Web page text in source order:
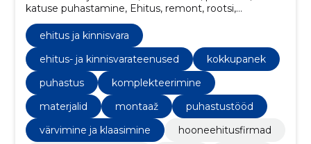
katuse puhastamine, Ehitus, remont, rootsi,
Koolitused, kokkupanek, tööriistad
ehitus ja kinnisvara
ehitus- ja kinnisvarateenused
kokkupanek
puhastus
komplekteerimine
materjalid
montaaž
puhastustööd
värvimine ja klaasimine
hooneehitusfirmad